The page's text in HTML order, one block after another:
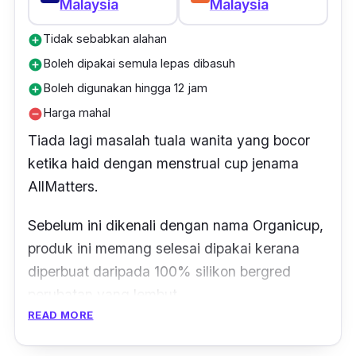
‘Sangat best guna cup ni. Bau darah tu tak
ada langsung. Senang dan tak ada bocor.
Lagi best dari pakai pad. Cuma awal-awal
pakai tu rasa tak selesa tapi lama-lama dah
biasa, jadi senang je. Kena buat perlahan-
lahan tak sakit pun,’
Malaysia
Malaysia
add_circleTidak sebabkan alahan
add_circleBoleh dipakai semula lepas dibasuh
add_circleBoleh digunakan hingga 12 jam
remove_circleHarga mahal
Tiada lagi masalah tuala wanita yang bocor
ketika haid dengan menstrual cup jenama
AllMatters.
Sebelum ini dikenali dengan nama Organicup,
produk ini memang selesai dipakai kerana
diperbuat daripada 100% silikon bergred
perubatan yang lembut.
READ MORE